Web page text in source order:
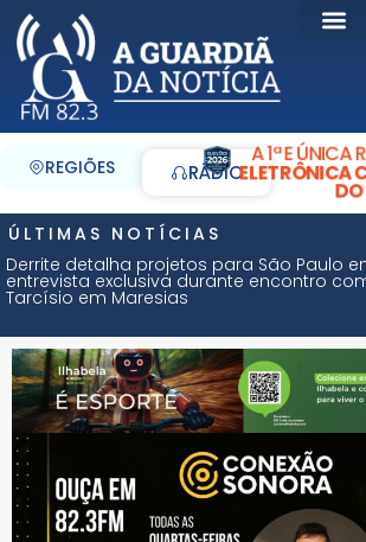
REGIÕES RÁDIO
A 1ª E ÚNICA
ELETRÔNICA
ÚLTIMAS NOTÍCIAS
Derrite detalha projetos para São Paulo
entrevista exclusiva durante encontro
Tarcísio em Maresias